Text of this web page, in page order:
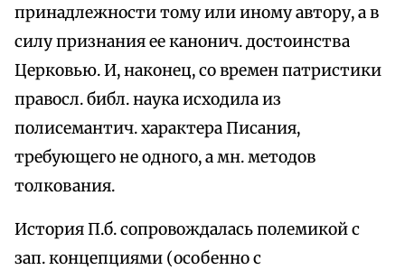
принадлежности тому или иному автору, а в
силу признания ее канонич. достоинства
Церковью. И, наконец, со времен патристики
правосл. библ. наука исходила из
полисемантич. характера Писания,
требующего не одного, а мн. методов
толкования.
История П.б. сопровождалась полемикой с
зап. концепциями (особенно с